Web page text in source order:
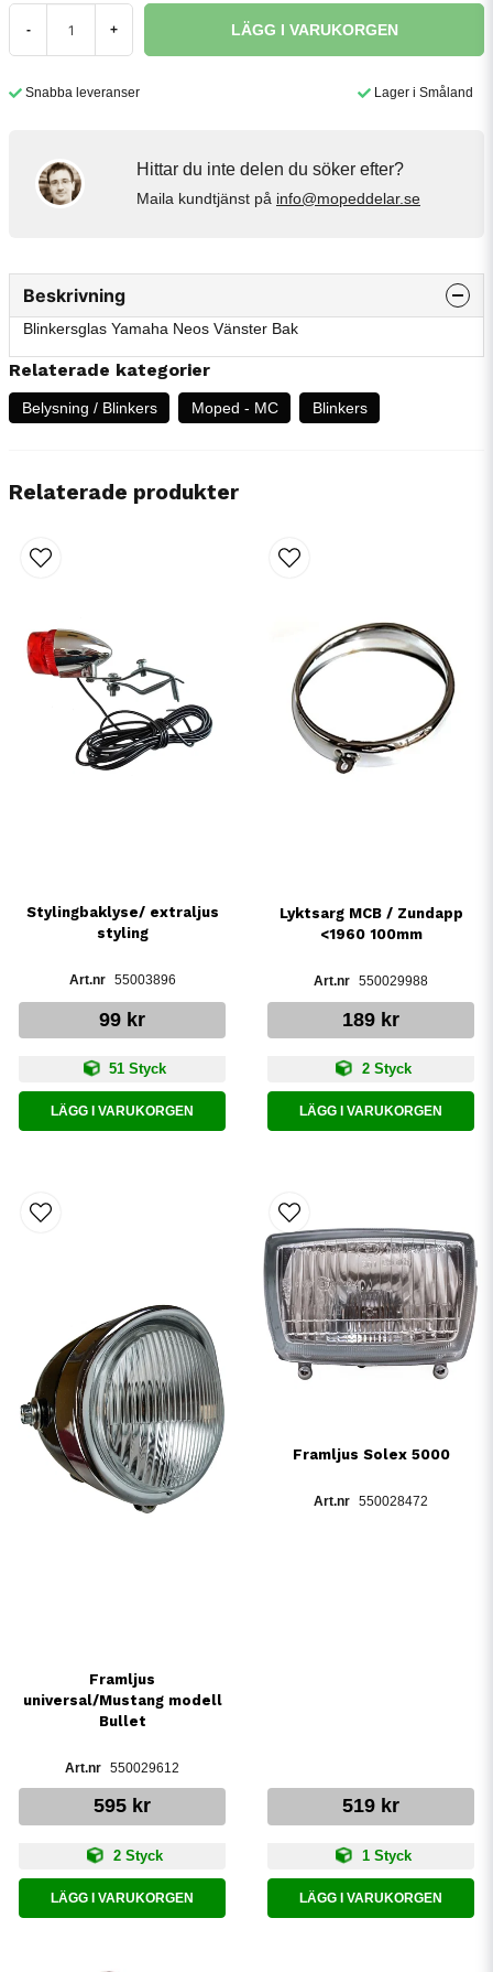
- + LÄGG I VARUKORGEN
Snabba leveranser Lager i Småland
Hittar du inte delen du söker efter?
Maila kundtjänst på info@mopeddelar.se
Beskrivning
Blinkersglas Yamaha Neos Vänster Bak
Relaterade kategorier
Belysning / Blinkers Moped - MC Blinkers
Relaterade produkter
Stylingbaklyse/ extraljus
styling
55003896
99 kr
51 Styck
LÄGG I VARUKORGEN
Lyktsarg MCB / Zundapp
<1960 100mm
550029988
189 kr
2 Styck
LÄGG I VARUKORGEN
Framljus
universal/Mustang modell
Bullet
550029612
595 kr
2 Styck
LÄGG I VARUKORGEN
Framljus Solex 5000
550028472
519 kr
1 Styck
LÄGG I VARUKORGEN